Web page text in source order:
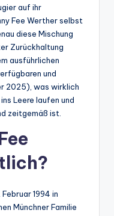
auf ihr
Fee Werther selbst
diese Mischung
Zurückhaltung
ausführlichen
und
2025), was wirklich
Leere laufen und
zeitgemäß ist.
1994 in
Münchner Familie